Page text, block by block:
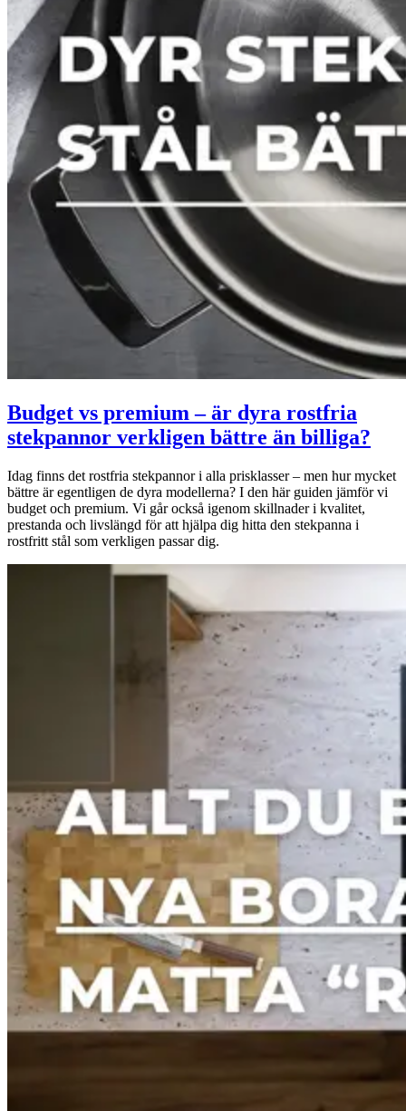
Budget vs premium – är dyra rostfria
stekpannor verkligen bättre än billiga?
Idag finns det rostfria stekpannor i alla prisklasser – men hur mycket
bättre är egentligen de dyra modellerna? I den här guiden jämför vi
budget och premium. Vi går också igenom skillnader i kvalitet,
prestanda och livslängd för att hjälpa dig hitta den stekpanna i
rostfritt stål som verkligen passar dig.